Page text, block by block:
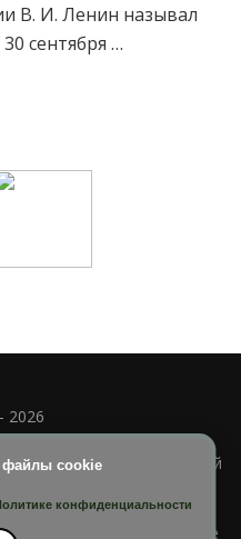
В. И. Ленин называл
сентября …
cookie
конфиденциальности
2026
материала
активной и индексируемой
Blossom . На платформе